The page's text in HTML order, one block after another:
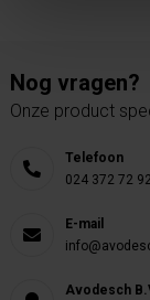
Nog vragen?
Onze product
Telefoon
024 372 72 92
E-mail
Avodesch